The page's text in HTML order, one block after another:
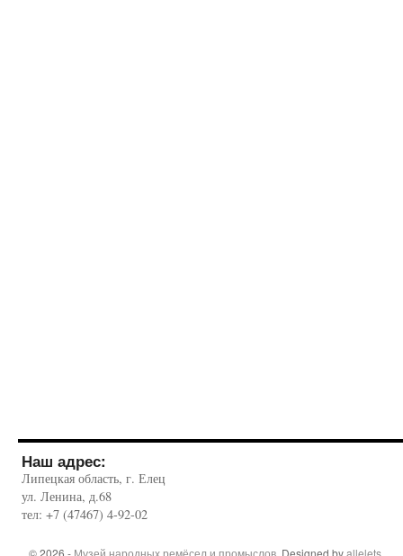
Наш адрес:
Липецкая область, г. Елец
ул. Ленина, д.68
тел: +7 (47467) 4-92-02
© 2026 - Музей народных ремёсел и промыслов . Designed byallelets